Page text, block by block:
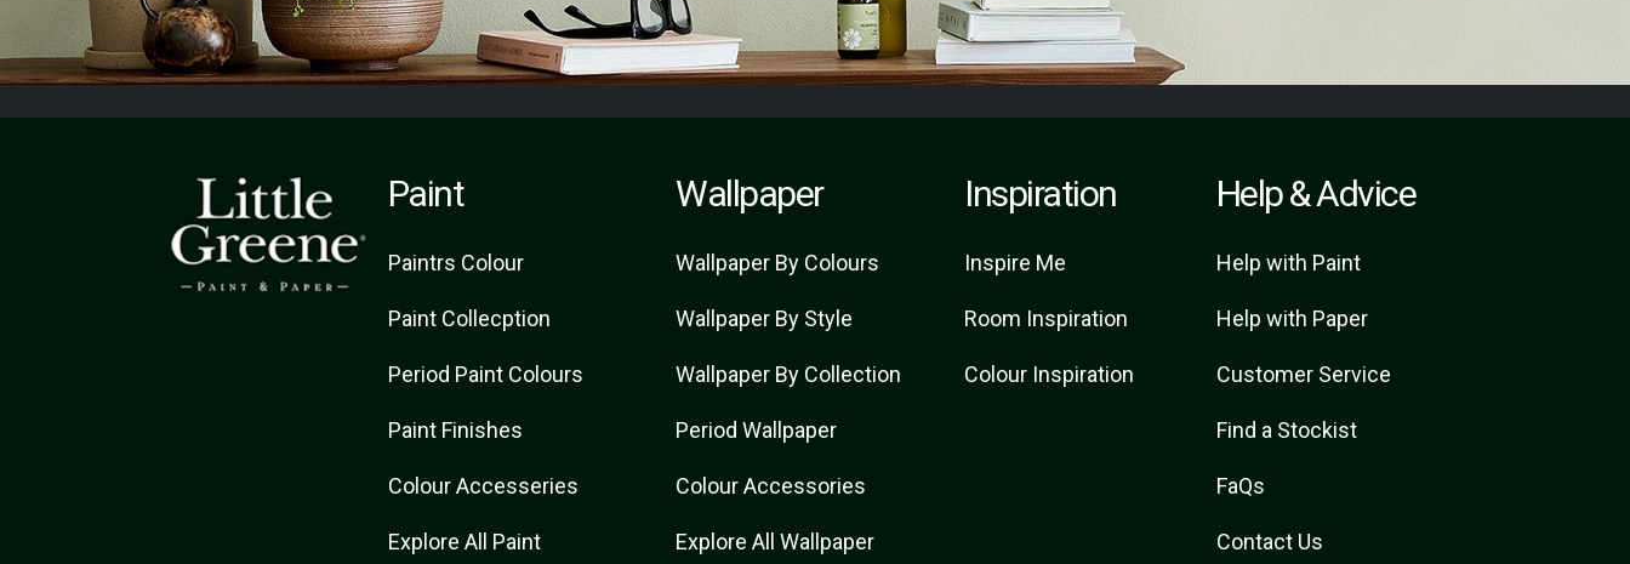
Paint
Paintrs Colour
Paint Collecption
Period Paint Colours
Paint Finishes
Colour Accesseries
Explore All Paint
Wallpaper
Wallpaper By Colours
Wallpaper By Style
Wallpaper By Collection
Period Wallpaper
Colour Accessories
Explore All Wallpaper
Inspiration
Inspire Me
Room Inspiration
Colour Inspiration
Help & Advice
Help with Paint
Help with Paper
Customer Service
Find a Stockist
FaQs
Contact Us